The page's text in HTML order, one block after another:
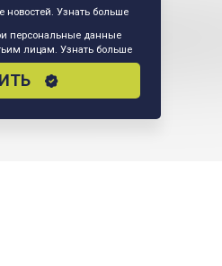
новостей.Узнать больше
персональные данные
лицам.Узнать больше